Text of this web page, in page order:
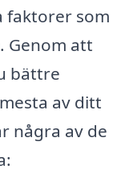
faktorer som
Genom att
bättre
av ditt
några av de